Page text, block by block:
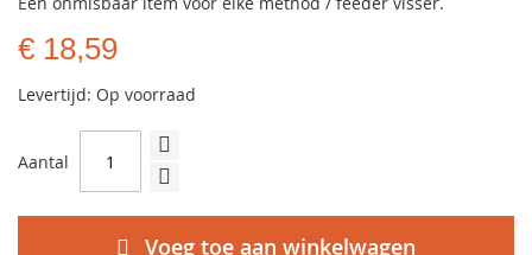
€ 18,59
Levertijd: Op voorraad
Aantal
Voeg toe aan winkelwagen